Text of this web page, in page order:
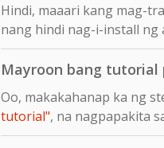
Hindi, maaari kang mag-
nang hindi nag-i-install ng
Mayroon bang tutorial
Oo, makakahanap ka ng
tutorial", na nagpapakita